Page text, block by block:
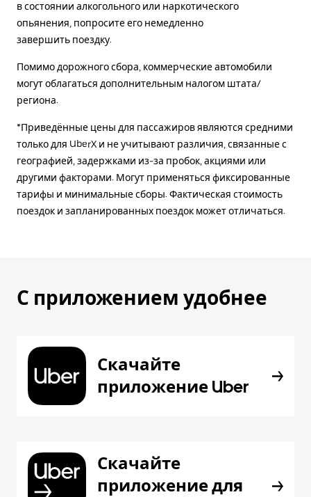
в состоянии алкогольного или наркотического
опьянения, попросите его немедленно
завершить поездку.
Помимо дорожного сбора, коммерческие автомобили
могут облагаться дополнительным налогом штата/
региона.
*Приведённые цены для пассажиров являются средними
только для UberX и не учитывают различия, связанные с
географией, задержками из-за пробок, акциями или
другими факторами. Могут применяться фиксированные
тарифы и минимальные сборы. Фактическая стоимость
поездок и запланированных поездок может отличаться.
С приложением удобнее
Скачайте
приложение Uber
Скачайте
приложение для